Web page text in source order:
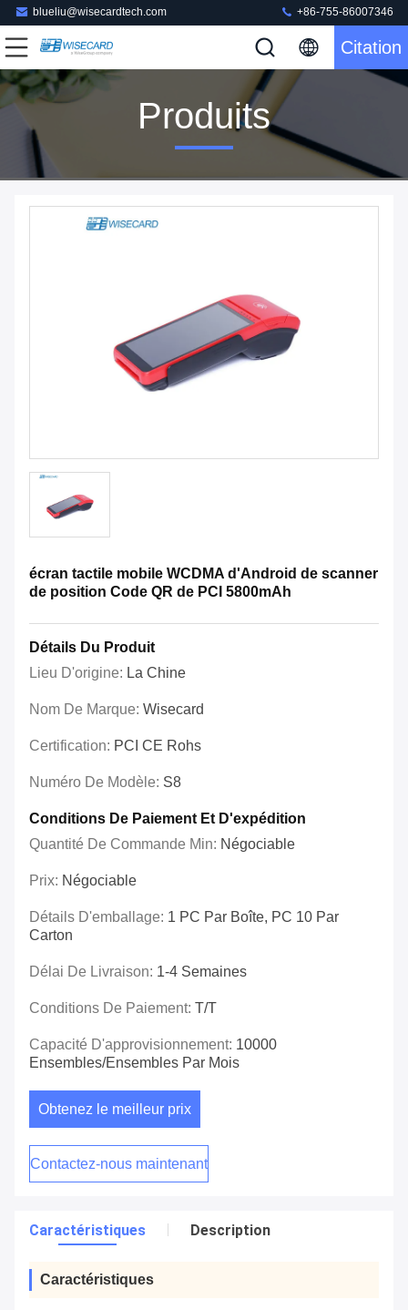
blueliu@wisecardtech.com +86-755-86007346
Citation
Produits
écran tactile mobile WCDMA d'Android de scanner
de position Code QR de PCI 5800mAh
Détails Du Produit
Lieu D'origine: La Chine
Nom De Marque: Wisecard
Certification: PCI CE Rohs
Numéro De Modèle: S8
Conditions De Paiement Et D'expédition
Quantité De Commande Min: Négociable
Prix: Négociable
Détails D'emballage: 1 PC Par Boîte, PC 10 Par
Carton
Délai De Livraison: 1-4 Semaines
Conditions De Paiement: T/T
Capacité D'approvisionnement: 10000
Ensembles/ensembles Par Mois
Obtenez le meilleur prix
Contactez-nous maintenant
Caractéristiques Description
Caractéristiques